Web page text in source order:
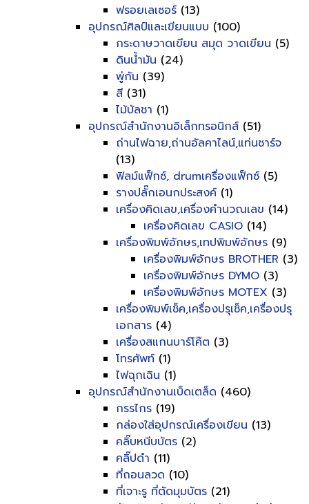
ฟรอยเลเซอร์ (13)
อุปกรณ์ศิลป์และเขียนแบบ (100)
กระดาษวาดเขียน สมุด วาดเขียน (5)
ดินน้ำมัน (24)
พู่กัน (39)
สี (31)
ไม้บัลชา (1)
อุปกรณ์สำนักงานอิเล็กทรอนิกส์ (51)
ถ่านไฟฉาย,ถ่านอัลคาไลน์,แท่นชาร์จ
(13)
ฟิลม์แฟ็กซ์, drumเครื่องแฟ็กซ์ (5)
รางปลั๊กเอนกประสงค์ (1)
เครื่องคิดเลข,เครื่องคำนวณเลข (14)
เครื่องคิดเลข CASIO (14)
เครื่องพิมพ์อักษร,เทปพิมพ์อักษร (9)
เครื่องพิมพ์อักษร BROTHER (3)
เครื่องพิมพ์อักษร DYMO (3)
เครื่องพิมพ์อักษร MOTEX (3)
เครื่องพิมพ์เช็ค,เครื่องปรุเช็ค,เครื่องปรุ
เอกสาร (4)
เครื่องสแกนบาร์โค๊ต (3)
โทรศัพท์ (1)
ไฟฉุกเฉิน (1)
อุปกรณ์สำนักงานเบ็ดเตล็ด (460)
กรรไกร (19)
กล่องใส่อุปกรณ์เครื่องเขียน (13)
คลิ๊บหนีบบัตร (2)
คลิ๊ปดำ (11)
ที่ถอนลวด (10)
ที่เจาะรู ที่ตัดมุมบัตร (21)